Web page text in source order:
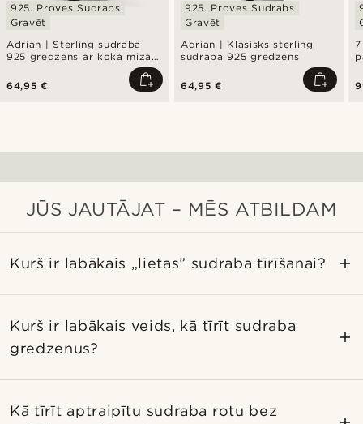
Adrian | Sterling sudraba
925 gredzens ar koka mizas
925. Proves Sudrabs
Gravēt
64,95 €
Adrian | Klasisks sterling
sudraba 925 gredzens
925. Proves Sudrabs
Gravēt
64,95 €
JŪS JAUTĀJAT – MĒS ATBILDAM
Kurš ir labākais „lietas” sudraba tīrīšanai?
Kurš ir labākais veids, kā tīrīt sudraba
gredzenus?
Kā tīrīt aptraipītu sudraba rotu bez